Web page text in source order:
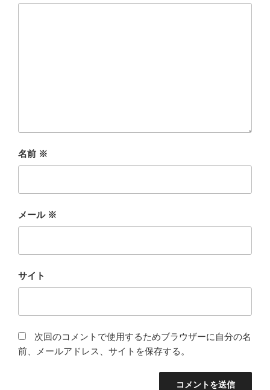
名前 ※
メール ※
サイト
次回のコメントで使用するためブラウザーに自分の名
前、メールアドレス、サイトを保存する。